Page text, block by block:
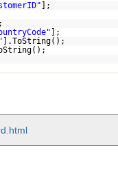
];
];
].ToString();